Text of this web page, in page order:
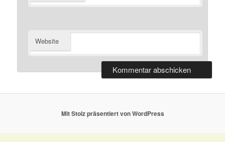
Website
Mit Stolz präsentiert von WordPress